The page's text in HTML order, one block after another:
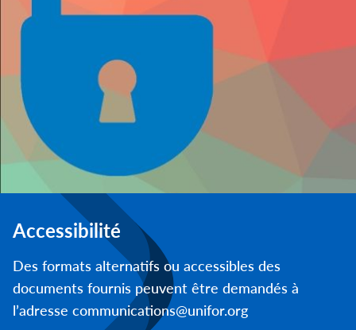
Accessibilité
Des formats alternatifs ou accessibles des
documents fournis peuvent être demandés à
l’adresse communications@unifor.org